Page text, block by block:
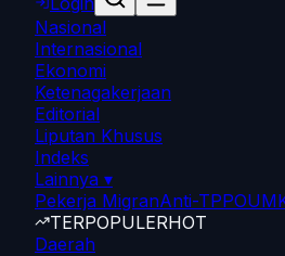
Nasional
Internasional
Ekonomi
Ketenagakerjaan
Editorial
Liputan Khusus
Indeks
Lainnya ▾
Pekerja MigranAnti-TPPO
TERPOPULERHOT
Lipsus